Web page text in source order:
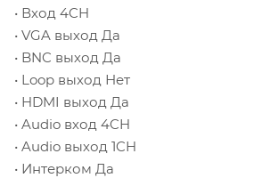
• Вход 4CH
• VGA выход Да
• BNC выход Да
• Loop выход Нет
• HDMI выход Да
• Audio вход 4CH
• Audio выход 1CH
• Интерком Да